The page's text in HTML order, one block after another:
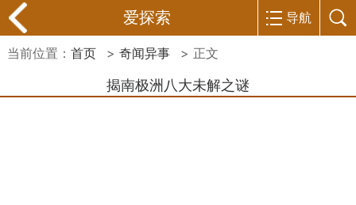
爱探索 导航
当前位置： 首页 > 奇闻异事 > 正文
揭南极洲八大未解之谜